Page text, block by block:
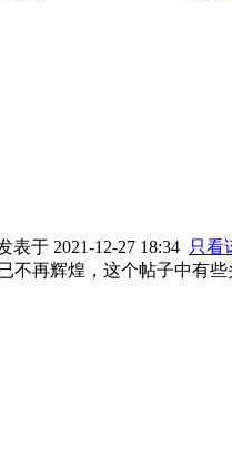
表于 2021-12-27 18:34 只看
再辉煌，这个帖子中有些